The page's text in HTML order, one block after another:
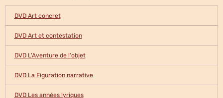
DVD Art concret
DVD Art et contestation
DVD L'Aventure de l'objet
DVD La Figuration narrative
DVD Les années lyriques